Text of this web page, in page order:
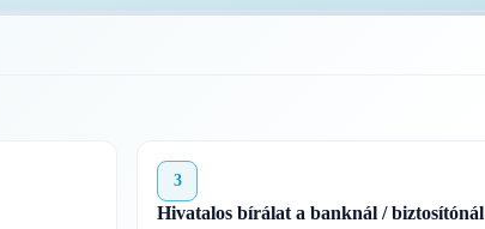
3
Hivatalos bírálat a banknál / biztosítónál